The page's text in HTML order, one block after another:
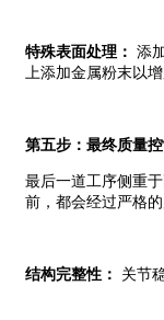
特殊表面处理： 添
上添加金属粉末以增
第五步：最终质量
最后一道工序侧重
前，都会经过严格的
结构完整性： 关节